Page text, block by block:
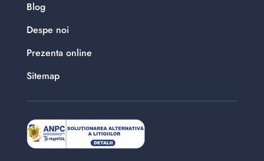
Blog
Despe noi
Prezenta online
Sitemap